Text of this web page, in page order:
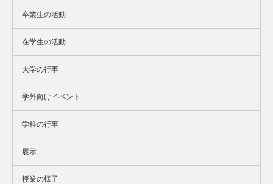
卒業生の活動
在学生の活動
大学の行事
学外向けイベント
学科の行事
展示
授業の様子